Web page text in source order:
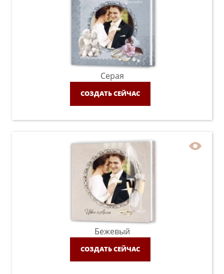
Серая
СОЗДАТЬ СЕЙЧАС
Бежевый
СОЗДАТЬ СЕЙЧАС